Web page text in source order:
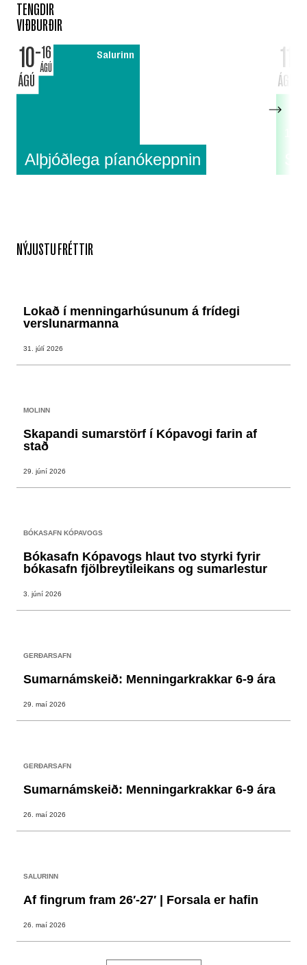
TENGDIR
VIÐBURÐIR
10
ÁGÚ
16
ÁGÚ
Salurinn
Alþjóðlega píanókeppnin
11
ÁGÚ
NÝJUSTU FRÉTTIR
Lokað í menningarhúsunum á frídegi
verslunarmanna
31. júlí 2026
MOLINN
Skapandi sumarstörf í Kópavogi farin af
stað
29. júní 2026
BÓKASAFN KÓPAVOGS
Bókasafn Kópavogs hlaut tvo styrki fyrir
bókasafn fjölbreytileikans og sumarlestur
3. júní 2026
GERÐARSAFN
Sumarnámskeið: Menningarkrakkar 6-9 ára
29. maí 2026
GERÐARSAFN
Sumarnámskeið: Menningarkrakkar 6-9 ára
26. maí 2026
SALURINN
Af fingrum fram 26′-27′ | Forsala er hafin
26. maí 2026